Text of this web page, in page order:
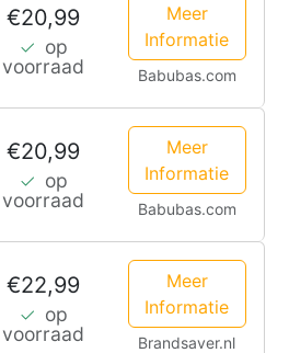
€20,99
op
voorraad
Meer
Informatie
Babubas.com
€20,99
op
voorraad
Meer
Informatie
Babubas.com
€22,99
op
voorraad
Meer
Informatie
Brandsaver.nl